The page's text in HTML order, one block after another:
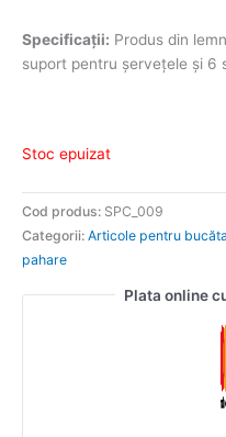
Specificații: Produs din
suport pentru șervețele și 6
Stoc epuizat
Cod produs: SPC_009
Categorii: Articole pentru
pahare
Plata online